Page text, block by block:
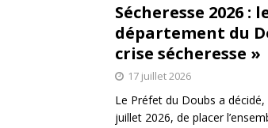
Sécheresse 2026 :
département du
crise sécheresse »
17 juillet 2026
Le Préfet du Doubs a
juillet 2026, de placer